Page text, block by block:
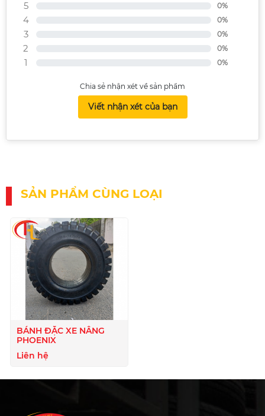
5 0%
4 0%
3 0%
2 0%
1 0%
Chia sẻ nhận xét về sản phẩm
Viết nhận xét của bạn
SẢN PHẨM CÙNG LOẠI
BÁNH ĐẶC XE NÂNG
PHOENIX
Liên hệ